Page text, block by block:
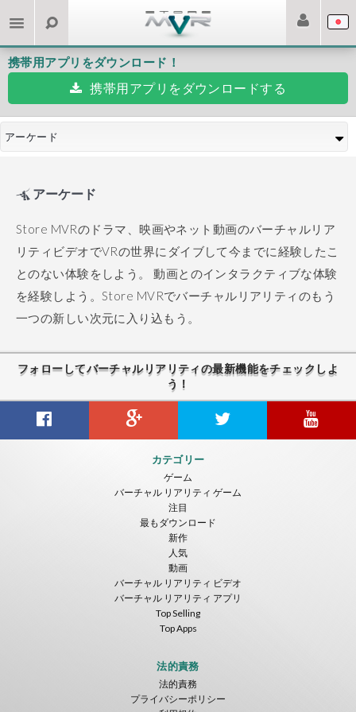
携帯用アプリをダウンロード！
携帯用アプリをダウンロードする
アーケード
アーケード
Store MVRのドラマ、映画やネット動画のバーチャルリア
リティビデオでVRの世界にダイブして今までに経験したこ
とのない体験をしよう。
動画とのインタラクティブな体験
を経験しよう。Store MVRでバーチャルリアリティのもう
一つの新しい次元に入り込もう。
フォローしてバーチャルリアリティの最新機能をチェックしよ
う！
カテゴリー
ゲーム
バーチャル リアリティ ゲーム
注目
最もダウンロード
新作
人気
動画
バーチャル リアリティ ビデオ
バーチャル リアリティ アプリ
Top Selling
Top Apps
法的責務
法的責務
プライバシーポリシー